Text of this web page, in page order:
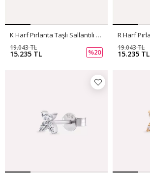
K Harf Pırlanta Taşlı Sallantılı Beyaz Altın Küpe
15.235 TL
19.043 TL
%20 15.235 TL
19.043 TL